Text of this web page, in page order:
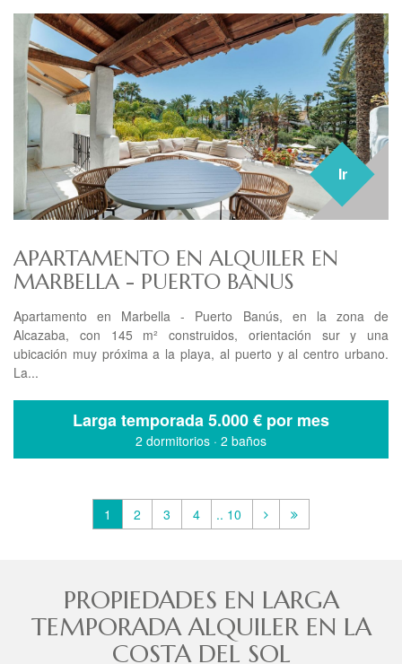
Ir
APARTAMENTO EN ALQUILER EN
MARBELLA - PUERTO BANUS
Apartamento en Marbella - Puerto Banús, en la zona de
Alcazaba, con 145 m² construidos, orientación sur y una
ubicación muy próxima a la playa, al puerto y al centro urbano.
La...
Larga temporada5.000 € por mes
2 dormitorios · 2 baños
1 2 3 4 .. 10
PROPIEDADES EN LARGA
TEMPORADA ALQUILER EN LA
COSTA DEL SOL